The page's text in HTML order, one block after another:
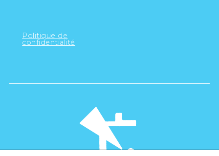
Politique de
confidentialité